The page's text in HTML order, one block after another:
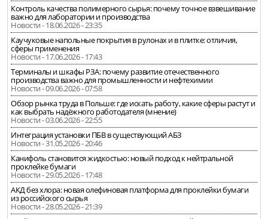
Контроль качества полимерного сырья: почему точное взвешивание
важно для лаборатории и производства
Новости - 18.06.2026 - 23:35
Каучуковые напольные покрытия в рулонах и в плитке: отличия,
сферы применения
Новости - 17.06.2026 - 17:43
Терминалы и шкафы РЗА: почему развитие отечественного
производства важно для промышленности и нефтехимии
Новости - 09.06.2026 - 07:58
Обзор рынка труда в Польше: где искать работу, какие сферы растут и
как выбрать надёжного работодателя (мнение)
Новости - 03.06.2026 - 22:55
Интеграция установки ПБВ в существующий АБЗ
Новости - 31.05.2026 - 20:46
Канифоль становится жидкостью: новый подход к нейтральной
проклейке бумаги
Новости - 29.05.2026 - 17:48
АКД без хлора: новая олефиновая платформа для проклейки бумаги
из российского сырья
Новости - 28.05.2026 - 21:39